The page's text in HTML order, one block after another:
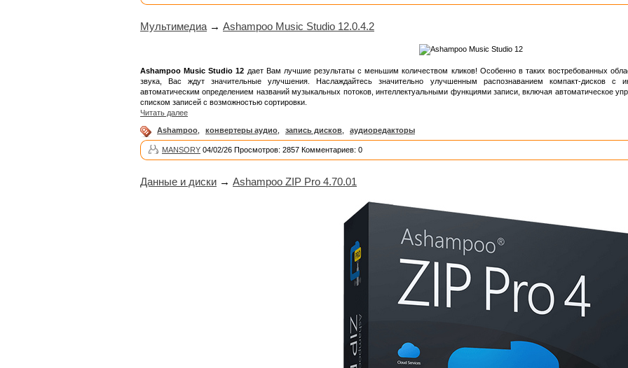
Мультимедиа→ Ashampoo Music Studio 12.0.4.2
Ashampoo Music Studio 12 дает Вам лучшие результаты с меньшим количеством кликов! Особенно в таких востребованных
звука, Вас ждут значительные улучшения. Наслаждайтесь значительно улучшенным распознаванием компакт-дисков с
автоматическим определением названий музыкальных потоков, интеллектуальными функциями записи, включая автоматическое
списком записей с возможностью сортировки.
Читать далее
Ashampoo, конвертеры аудио, запись дисков, аудиоредакторы
MANSORY 04/02/26 Просмотров: 2857 Комментариев: 0
Данные и диски → Ashampoo ZIP Pro 4.70.01